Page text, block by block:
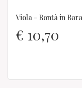
Viola - Bontà in
€ 10,70